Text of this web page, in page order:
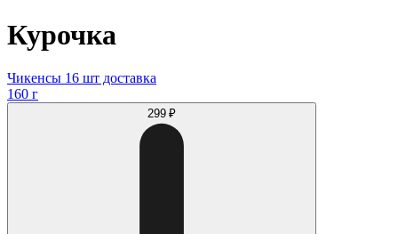
Курочка
Чикенсы 16 шт доставка
160 г
299 ₽